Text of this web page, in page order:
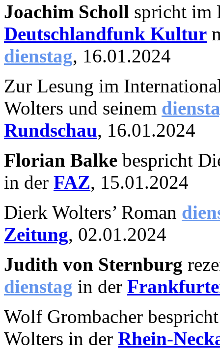
Joachim Scholl spricht im
Deutschlandfunk Kultur
dienstag, 16.01.2024
Zur Lesung im
Wolters und seinem
Rundschau, 16.01.2024
Florian Balke bespricht
in der FAZ, 15.01.2024
Dierk Wolters’ Roman
Zeitung, 02.01.2024
Judith von Sternburg
dienstag in der
Wolf Grombacher
Wolters in der Rhein-